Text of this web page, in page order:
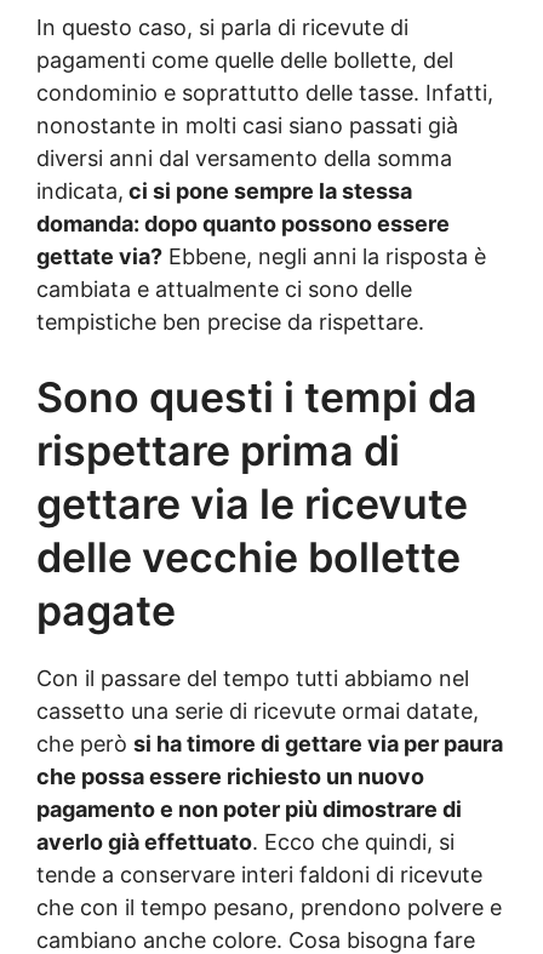
In questo caso, si parla di ricevute di
pagamenti come quelle delle bollette, del
condominio e soprattutto delle tasse. Infatti,
nonostante in molti casi siano passati già
diversi anni dal versamento della somma
indicata, ci si pone sempre la stessa
domanda: dopo quanto possono essere
gettate via? Ebbene, negli anni la risposta è
cambiata e attualmente ci sono delle
tempistiche ben precise da rispettare.
Sono questi i tempi da
rispettare prima di
gettare via le ricevute
delle vecchie bollette
pagate
Con il passare del tempo tutti abbiamo nel
cassetto una serie di ricevute ormai datate,
che però si ha timore di gettare via per paura
che possa essere richiesto un nuovo
pagamento e non poter più dimostrare di
averlo già effettuato. Ecco che quindi, si
tende a conservare interi faldoni di ricevute
che con il tempo pesano, prendono polvere e
cambiano anche colore. Cosa bisogna fare